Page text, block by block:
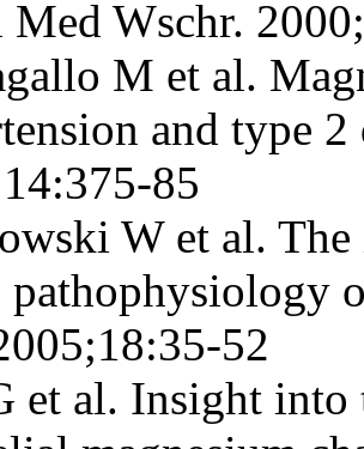
Med Wschr.
M et al.
and type
85
W et al. The
pathophysiology
52
et al. Insight